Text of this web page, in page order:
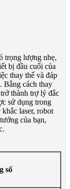
trọng lượng nhẹ,
bị đầu cuối của
thay thế và đáp
Bằng cách thay
thành trợ lý đắc
sử dụng trong
laser, robot
của bạn,
số